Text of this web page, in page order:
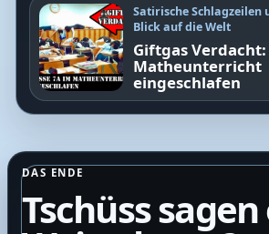
Satirische Schlagzeilen
Blick auf die Welt
Giftgas Verdacht:
Matheunterricht
eingeschlafen
DAS ENDE
Tschüss